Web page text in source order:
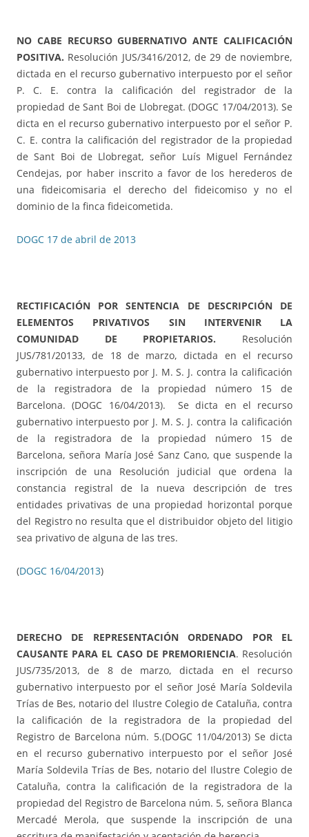
NO CABE RECURSO GUBERNATIVO ANTE CALIFICACIÓN
POSITIVA. Resolución JUS/3416/2012, de 29 de noviembre,
dictada en el recurso gubernativo interpuesto por el señor
P. C. E. contra la calificación del registrador de la
propiedad de Sant Boi de Llobregat. (DOGC 17/04/2013). Se
dicta en el recurso gubernativo interpuesto por el señor P.
C. E. contra la calificación del registrador de la propiedad
de Sant Boi de Llobregat, señor Luís Miguel Fernández
Cendejas, por haber inscrito a favor de los herederos de
una fideicomisaria el derecho del fideicomiso y no el
dominio de la finca fideicometida.
DOGC 17 de abril de 2013
RECTIFICACIÓN POR SENTENCIA DE DESCRIPCIÓN DE
ELEMENTOS PRIVATIVOS SIN INTERVENIR LA
COMUNIDAD DE PROPIETARIOS. Resolución
JUS/781/20133, de 18 de marzo, dictada en el recurso
gubernativo interpuesto por J. M. S. J. contra la calificación
de la registradora de la propiedad número 15 de
Barcelona. (DOGC 16/04/2013). Se dicta en el recurso
gubernativo interpuesto por J. M. S. J. contra la calificación
de la registradora de la propiedad número 15 de
Barcelona, señora María José Sanz Cano, que suspende la
inscripción de una Resolución judicial que ordena la
constancia registral de la nueva descripción de tres
entidades privativas de una propiedad horizontal porque
del Registro no resulta que el distribuidor objeto del litigio
sea privativo de alguna de las tres.
(DOGC 16/04/2013)
DERECHO DE REPRESENTACIÓN ORDENADO POR EL
CAUSANTE PARA EL CASO DE PREMORIENCIA. Resolución
JUS/735/2013, de 8 de marzo, dictada en el recurso
gubernativo interpuesto por el señor José María Soldevila
Trías de Bes, notario del Ilustre Colegio de Cataluña, contra
la calificación de la registradora de la propiedad del
Registro de Barcelona núm. 5.(DOGC 11/04/2013) Se dicta
en el recurso gubernativo interpuesto por el señor José
María Soldevila Trías de Bes, notario del Ilustre Colegio de
Cataluña, contra la calificación de la registradora de la
propiedad del Registro de Barcelona núm. 5, señora Blanca
Mercadé Merola, que suspende la inscripción de una